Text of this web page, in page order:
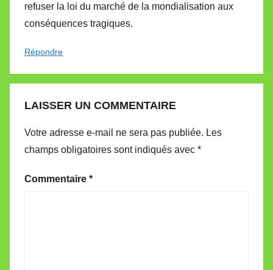
refuser la loi du marché de la mondialisation aux
conséquences tragiques.
Répondre
LAISSER UN COMMENTAIRE
Votre adresse e-mail ne sera pas publiée. Les
champs obligatoires sont indiqués avec *
Commentaire *